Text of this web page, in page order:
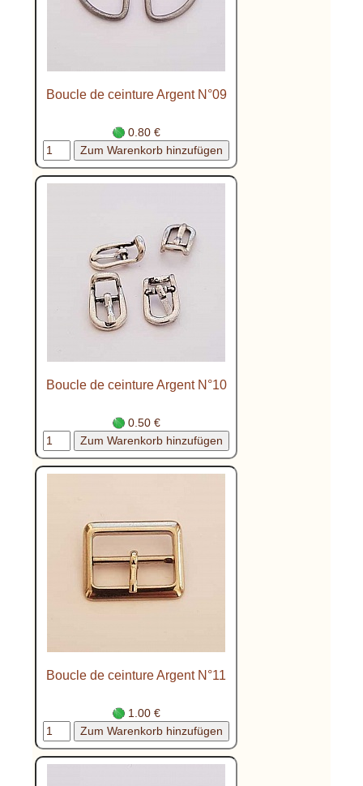
Boucle de ceinture Argent N°09
0.80 €
Boucle de ceinture Argent N°10
0.50 €
Boucle de ceinture Argent N°11
1.00 €